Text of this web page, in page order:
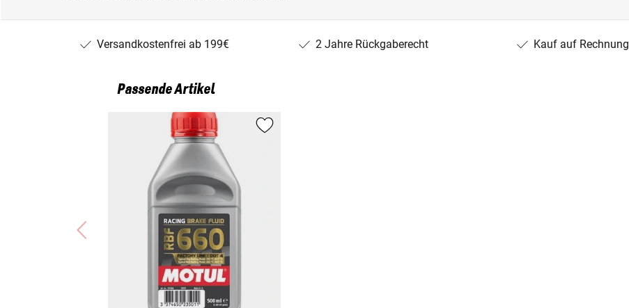
Versandkostenfrei ab 199€ 2 Jahre Rückgaberecht Kauf auf Rechnung
Passende Artikel